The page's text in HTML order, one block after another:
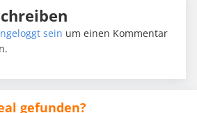
sein um einen Kommentar
gefunden?